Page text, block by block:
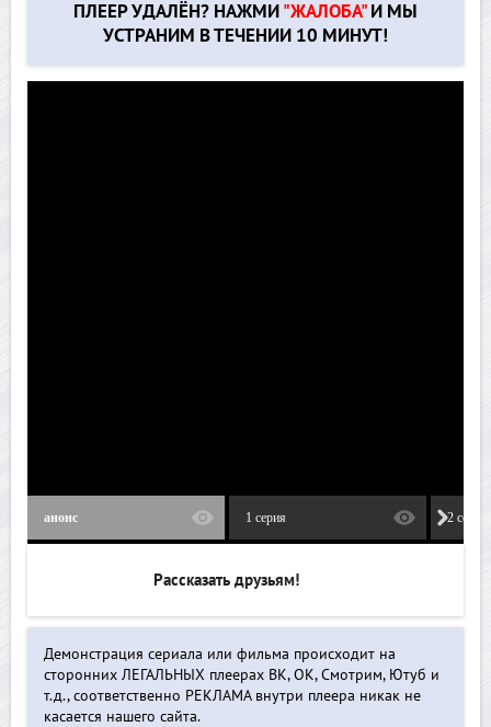
ПЛЕЕР УДАЛЁН? НАЖМИ "ЖАЛОБА"И МЫ
УСТРАНИМ В ТЕЧЕНИИ 10 МИНУТ!
анонс 1 серия 2 серия
Рассказать друзьям!
Демонстрация сериала или фильма происходит на
сторонних ЛЕГАЛЬНЫХ плеерах ВК, ОК, Смотрим, Ютуб и
т.д., соответственно РЕКЛАМА внутри плеера никак не
касается нашего сайта.